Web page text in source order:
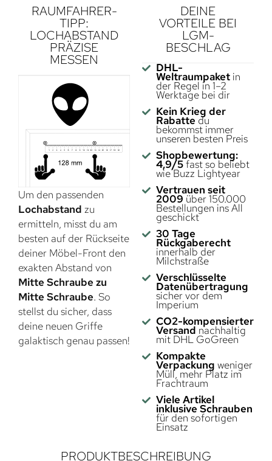
RAUMFAHRER-
TIPP:
LOCHABSTAND
PRÄZISE
MESSEN
Um den passenden
Lochabstand zu
ermitteln, misst du am
besten auf der Rückseite
deiner Möbel-Front den
exakten Abstand von
Mitte Schraube zu
Mitte Schraube. So
stellst du sicher, dass
deine neuen Griffe
galaktisch genau passen!
DEINE
VORTEILE BEI
LGM-
BESCHLAG
DHL-
Weltraumpaketin
der Regel in 1–2
Werktage bei dir
Kein Krieg der
Rabattedu
bekommst immer
unseren besten Preis
Shopbewertung:
4,9/5fast so beliebt
wie Buzz Lightyear
Vertrauen seit
2009über 150.000
Bestellungen ins All
geschickt
30 Tage
Rückgaberecht
innerhalb der
Milchstraße
Verschlüsselte
Datenübertragung
sicher vor dem
Imperium
CO2-kompensierter
Versand nachhaltig
mit DHL GoGreen
Kompakte
Verpackung weniger
Müll, mehr Platz im
Frachtraum
Viele Artikel
inklusive Schrauben
für den sofortigen
Einsatz
PRODUKTBESCHREIBUNG